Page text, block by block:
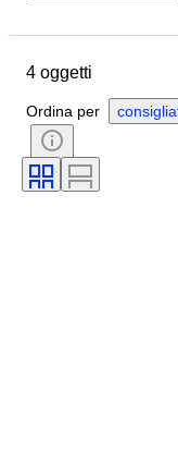
Genere
Lunghezza del
Materiale del
Diametro della
4 oggetti
Ordina per